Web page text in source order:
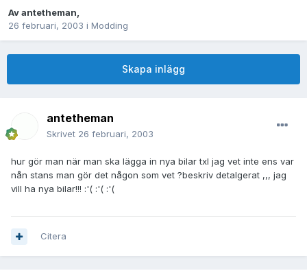
Avantetheman,
26 februari, 2003 i Modding
Skapa inlägg
antetheman
Skrivet 26 februari, 2003
hur gör man när man ska lägga in nya bilar txl jag vet inte ens var
nån stans man gör det någon som vet ?beskriv detalgerat ,,, jag
vill ha nya bilar!!! :'( :'( :'(
Citera